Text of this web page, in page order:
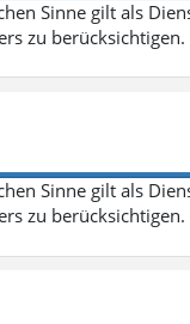
Sinne gilt als
zu berücksichtigen.
Sinne gilt als
zu berücksichtigen.